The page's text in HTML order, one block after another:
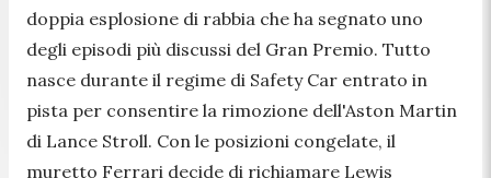
doppia esplosione di rabbia che ha segnato uno
degli episodi più discussi del Gran Premio. Tutto
nasce durante il regime di Safety Car entrato in
pista per consentire la rimozione dell'Aston Martin
di Lance Stroll. Con le posizioni congelate, il
muretto Ferrari decide di richiamare Lewis